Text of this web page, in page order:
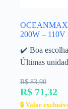
OCEANMAX
200W – 110V
✔️ Boa
Últimas
R$ 83,90
R$ 71,32
🔒 Valor